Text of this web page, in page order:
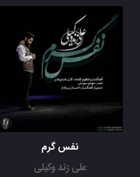
نفس گرم
علی زند وکیلی